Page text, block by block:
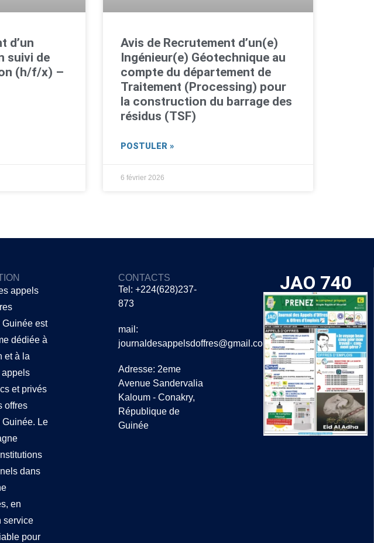
d’un
suivi de
(h/f/x) –
Avis de Recrutement d’un(e)
Ingénieur(e) Géotechnique au
compte du département de
Traitement (Processing) pour
la construction du barrage des
résidus (TSF)
POSTULER »
6 février 2026
appels
Guinéeest
dédiée à
et à la
et privés
offres
Guinée. Le
dans
en
service
pour
CONTACTS
Tel: +224(628)237-
873
mail:
journaldesappelsdoffres@gmail.com
Adresse: 2eme
Avenue Sandervalia
Kaloum - Conakry,
République de
Guinée
JAO 740